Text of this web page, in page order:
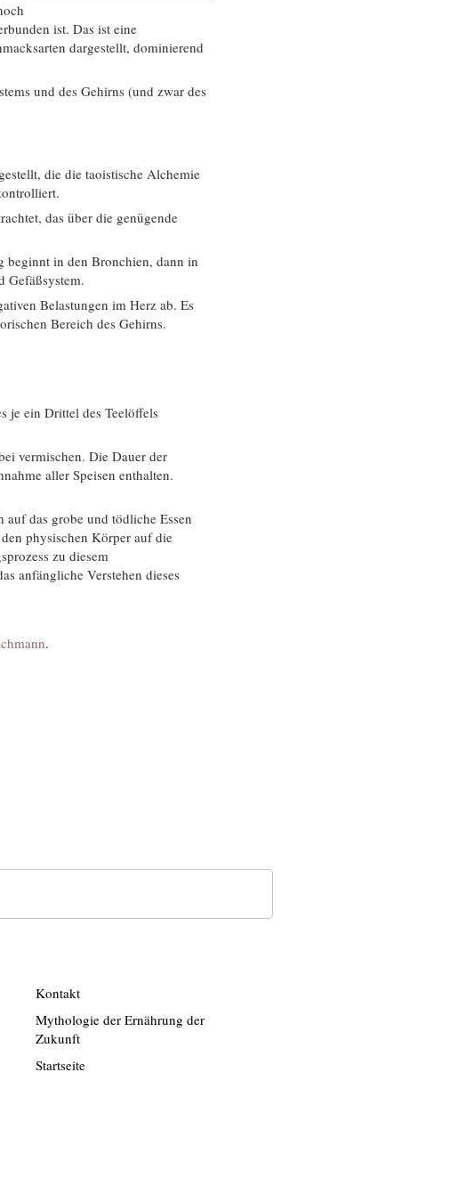
ist. Das ist eine
dargestellt, dominierend
und des Gehirns (und zwar des
die die taoistische Alchemie
das über die genügende
beginnt in den Bronchien, dann in
Gefäßsystem.
Belastungen im Herz ab. Es
Bereich des Gehirns.
je ein Drittel des Teelöffels
vermischen. Die Dauer der
aller Speisen enthalten.
das grobe und tödliche Essen
physischen Körper auf die
zu diesem
anfängliche Verstehen dieses
.
Kontakt
Mythologie der Ernährung der
Zukunft
Startseite